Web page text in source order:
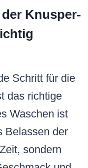
Knusper-
Schritt für die
das richtige
Waschen ist
Belassen der
sondern